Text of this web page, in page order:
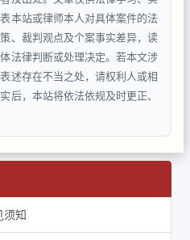
本站或律师本人对具体案件的法
、裁判观点及个案事实差异，读
法律判断或处理决定。若本文涉
述存在不当之处，请权利人或相
后，本站将依法依规及时更正、
须知